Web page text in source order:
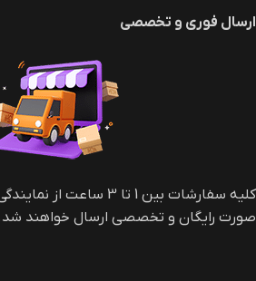
ارسال فوری و تخصصی
کلیه سفارشات بین 1 تا 3
صورت رایگان و تخصصی ارسال خواهند